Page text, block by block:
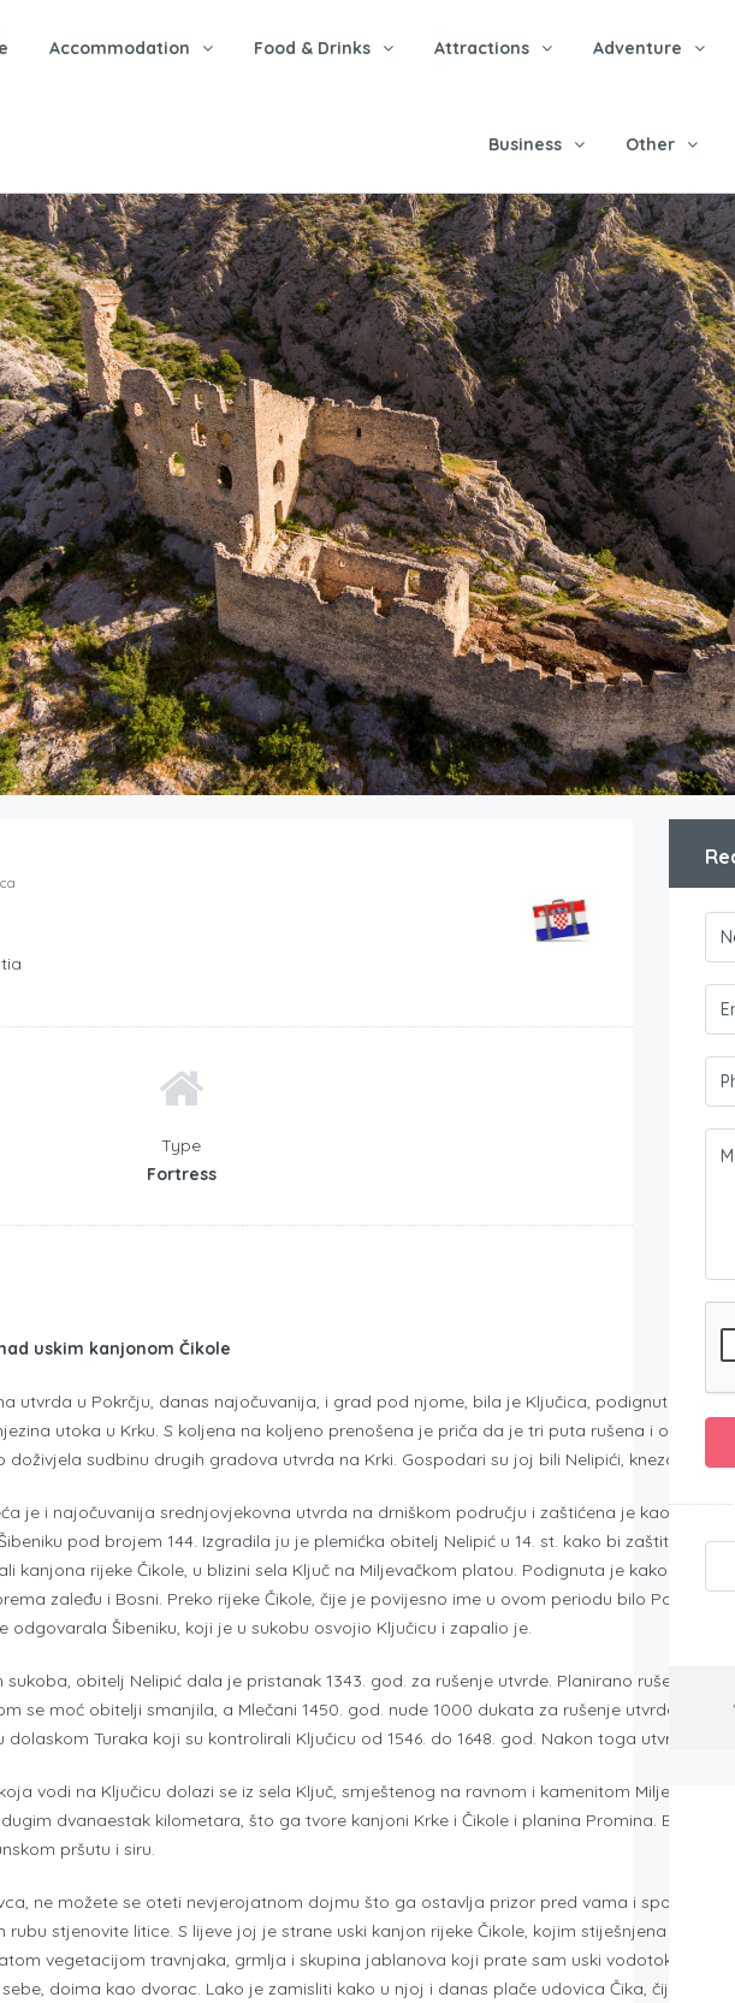
Accommodation Food & Drinks Attractions Adventure
Business Other
Type
Fortress
uskim kanjonom Čikole
utvrda u Pokrčju, danas najočuvanija, i grad pod njome, bila je Ključica, podignuta na
utoka u Krku. S koljena na koljeno prenošena je priča da je tri puta rušena i
sudbinu drugih gradova utvrda na Krki. Gospodari su joj bili Nelipići, knezovi Knina
je i najočuvanija srednjovjekovna utvrda na drniškom području i zaštićena je kao
pod brojem 144. Izgradila ju je plemićka obitelj Nelipić u 14. st. kako bi zaštitili
kanjona rijeke Čikole, u blizini sela Ključ na Miljevačkom platou. Podignuta je kako bi
zaleđu i Bosni. Preko rijeke Čikole, čije je povijesno ime u ovom periodu bilo
odgovarala Šibeniku, koji je u sukobu osvojio Ključicu i zapalio je.
sukoba, obitelj Nelipić dala je pristanak 1343. god. za rušenje utvrde. Planirano rušenje
se moć obitelji smanjila, a Mlečani 1450. god. nude 1000 dukata za rušenje utvrde ili
Turaka koji su kontrolirali Ključicu od 1546. do 1648. god. Nakon toga utvrda je
vodi na Ključicu dolazi se iz sela Ključ, smještenog na ravnom i kamenitom
dvanaestak kilometara, što ga tvore kanjoni Krke i Čikole i planina Promina. Broje
pršutu i siru.
ne možete se oteti nevjerojatnom dojmu što ga ostavlja prizor pred vama i spoznaja
stjenovite litice. S lijeve joj je strane uski kanjon rijeke Čikole, kojim stiješnjena teče
vegetacijom travnjaka, grmlja i skupina jablanova koji prate sam uski vodotok. Iz
doima kao dvorac. Lako je zamisliti kako u njoj i danas plače udovica Čika, čiju je